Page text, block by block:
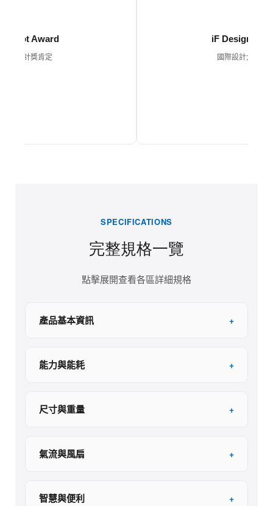
Dot Award
紅點設計獎肯定
iF Design
國際設計大獎肯
SPECIFICATIONS
完整規格一覽
點擊展開查看各區詳細規格
產品基本資訊 +
能力與能耗 +
尺寸與重量 +
氣流與風扇 +
智慧與便利 +